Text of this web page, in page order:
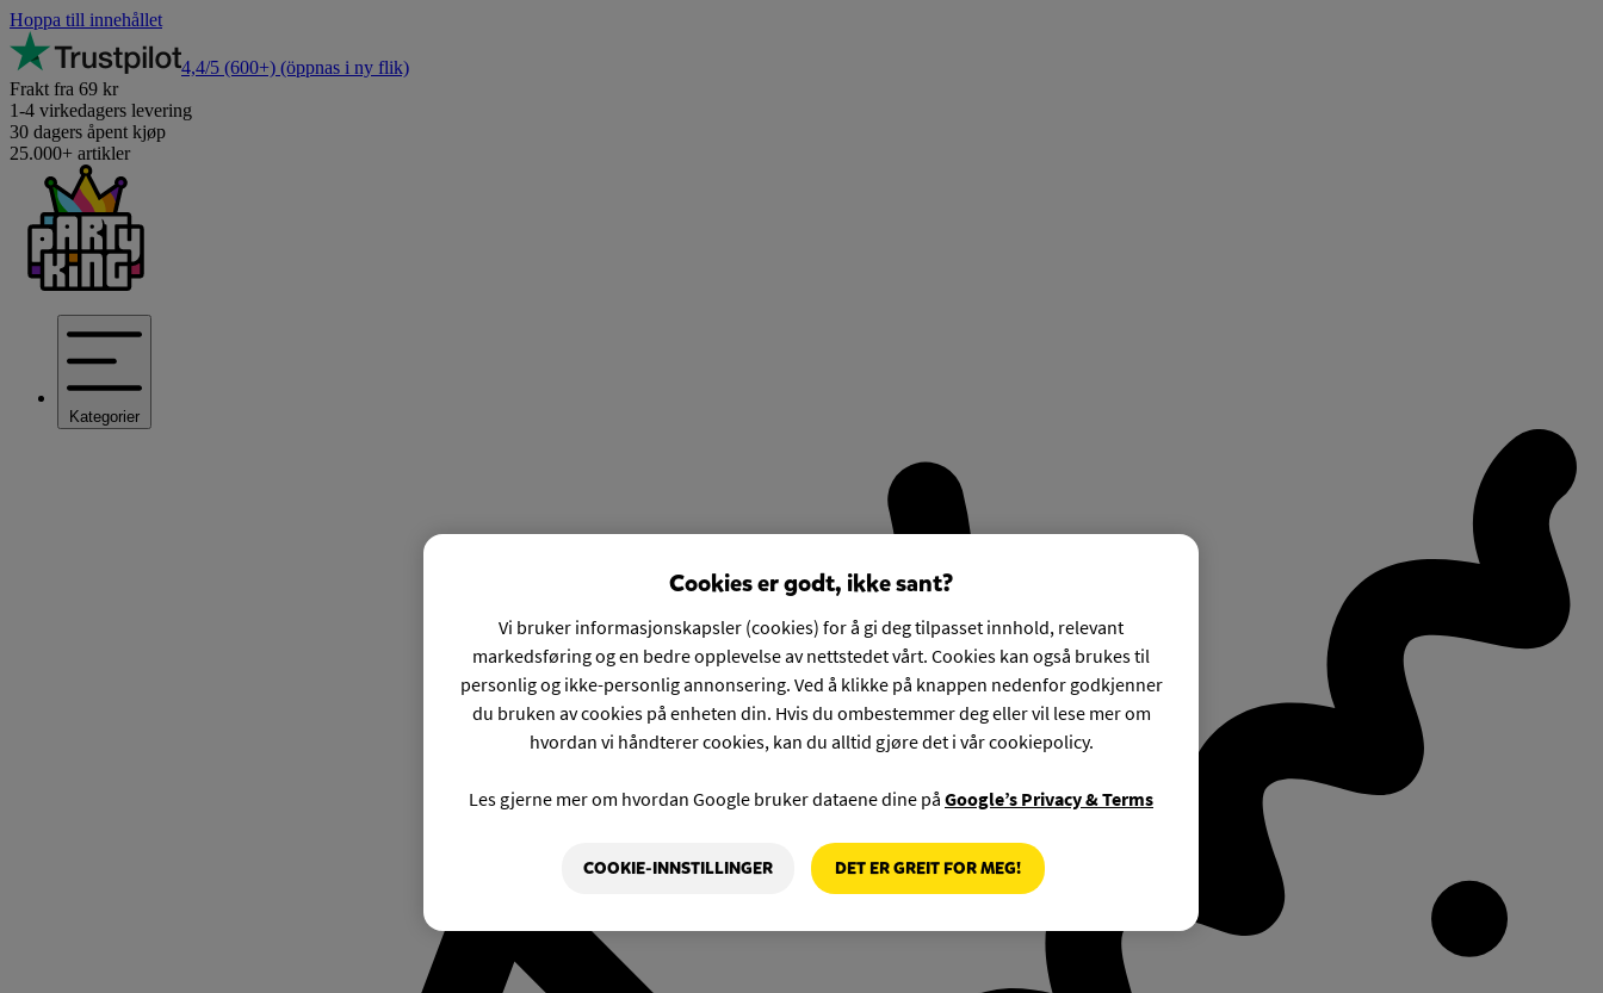
Hoppa till innehållet
4,4/5 (600+) (öppnas i ny flik)
Frakt fra 69 kr
1-4 virkedagers levering
30 dagers åpent kjøp
25.000+ artikler
Kategorier
Cookies er godt, ikke sant?
Vi bruker informasjonskapsler (cookies) for å gi deg tilpasset innhold, relevant
markedsføring og en bedre opplevelse av nettstedet vårt. Cookies kan også brukes til
personlig og ikke-personlig annonsering. Ved å klikke på knappen nedenfor godkjenner
du bruken av cookies på enheten din. Hvis du ombestemmer deg eller vil lese mer om
hvordan vi håndterer cookies, kan du alltid gjøre det i vår cookiepolicy.
Les gjerne mer om hvordan Google bruker dataene dine på Google’s Privacy & Terms
COOKIE-INNSTILLINGER DET ER GREIT FOR MEG!